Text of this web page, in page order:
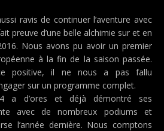
ravis de continuer l’aventure avec
preuve d’une belle alchimie sur et en
Nous avons pu avoir un premier
à la fin de la saison passée.
positive, il ne nous a pas fallu
sur un programme complet.
a d’ores et déjà démontré ses
avec de nombreux podiums et
l’année dernière. Nous comptons